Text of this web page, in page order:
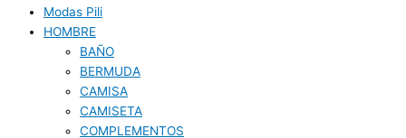
Modas Pili
HOMBRE
BAÑO
BERMUDA
CAMISA
CAMISETA
COMPLEMENTOS